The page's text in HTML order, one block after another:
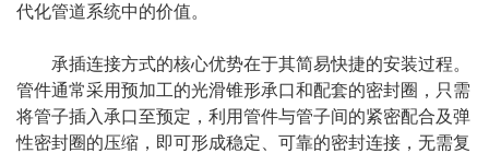
代化管道系统中的价值。
承插连接方式的核心优势在于其简易快捷的安装过程。
管件通常采用预加工的光滑锥形承口和配套的密封圈，只需
将管子插入承口至预定，利用管件与管子间的紧密配合及弹
性密封圈的压缩，即可形成稳定、可靠的密封连接，无需复